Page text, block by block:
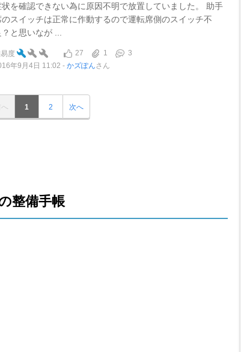
状を確認できない為に原因不明で放置していました。 助手
のスイッチは正常に作動するので運転席側のスイッチ不
と思いなが ...
度 27 1
3
年9月4日 11:02
かズぽんさん
1 2 次へ
整備手帳